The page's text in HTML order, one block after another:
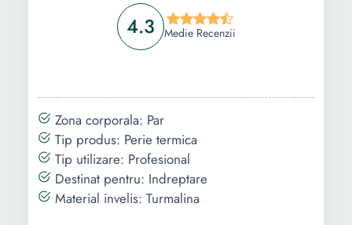
4.3 Medie Recenzii
Zona corporala: Par
Tip produs: Perie termica
Tip utilizare: Profesional
Destinat pentru: Indreptare
Material invelis: Turmalina